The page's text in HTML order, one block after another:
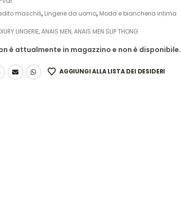
maschili, Lingerie da uomo, Moda e biancheria intima
LINGERIE,ANAIS MEN,ANAIS MEN SLIP THONG
è attualmente in magazzino e non è disponibile.
AGGIUNGI ALLA LISTA DEI DESIDERI